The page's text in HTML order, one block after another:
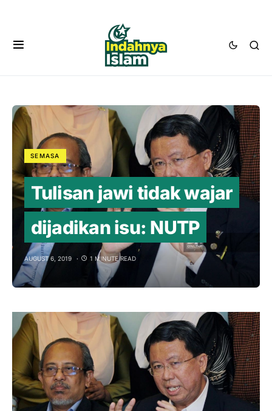
SEMASA
Tulisan jawi tidak wajar
dijadikan isu: NUTP
AUGUST 6, 2019 1 MINUTE READ